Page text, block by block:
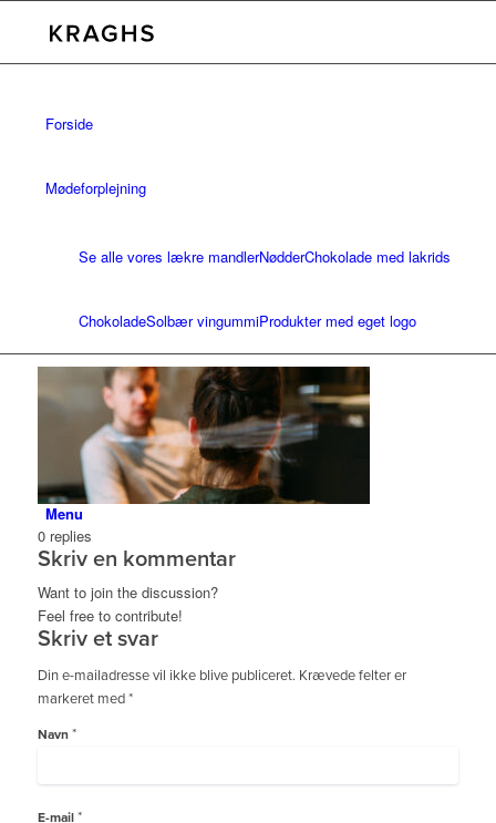
Forside
Mødeforplejning
Se alle vores lækre mandlerNødderChokolade med lakrids
ChokoladeSolbær vingummiProdukter med eget logo
Bæredygtighed
Kontakt
Menu
0 replies
Skriv en kommentar
Want to join the discussion?
Feel free to contribute!
Skriv et svar
Din e-mailadresse vil ikke blive publiceret. Krævede felter er
markeret med*
Navn *
E-mail *